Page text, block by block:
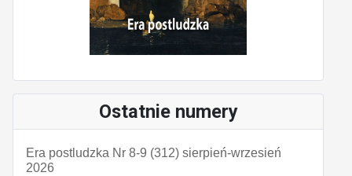
Ostatnie numery
Era postludzka Nr 8-9 (312) sierpień-wrzesień
2026